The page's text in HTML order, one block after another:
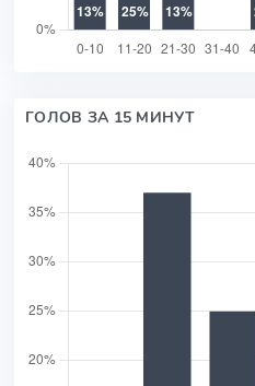
ГОЛОВ ЗА 15 МИНУТ